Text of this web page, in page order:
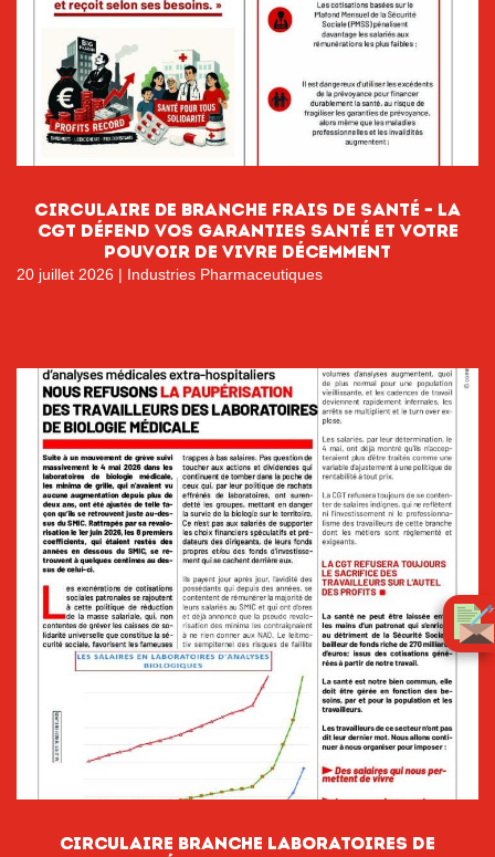
circulaire de branche FRAIS DE SANTÉ – LA
CGT DÉFEND VOS GARANTIES SANTÉ ET VOTRE
POUVOIR DE VIVRE DÉCEMMENT
20 juillet 2026 | Industries Pharmaceutiques
CIRCULAIRE BRANCHE LABORATOIRES DE